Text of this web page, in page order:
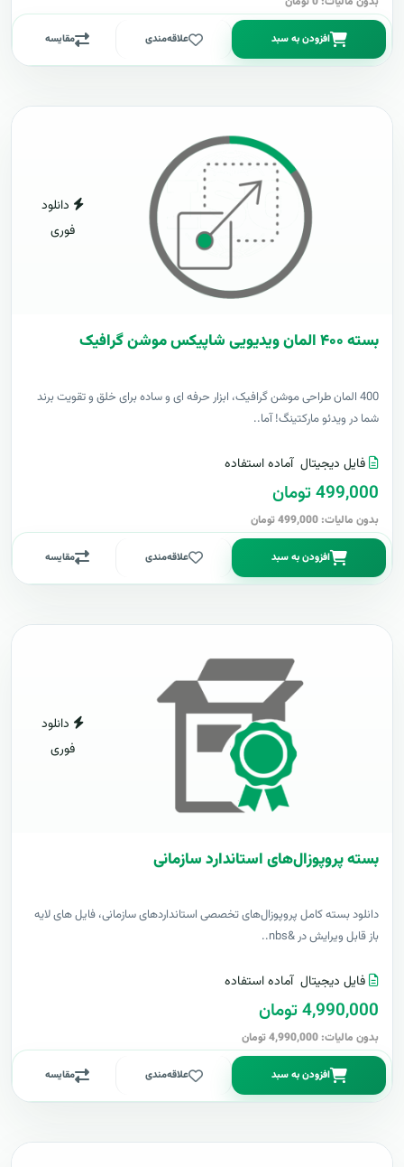
افزودن به سبد علاقه‌مندی مقایسه
دانلود
فوری
بسته ۴۰۰ المان ویدیویی شاپیکس موشن گرافیک
400 المان طراحی موشن گرافیک، ابزار حرفه ای و ساده برای خلق و تقویت برند
شما در ویدئو مارکتینگ! آما..
فایل دیجیتال آماده استفاده
499,000 تومان
بدون مالیات: 499,000 تومان
افزودن به سبد علاقه‌مندی مقایسه
دانلود
فوری
بسته پروپوزال‌های استاندارد سازمانی
دانلود بسته کامل پروپوزال‌های تخصصی استانداردهای سازمانی، فایل های لایه
باز قابل ویرایش در &nbs..
فایل دیجیتال آماده استفاده
4,990,000 تومان
بدون مالیات: 4,990,000 تومان
افزودن به سبد علاقه‌مندی مقایسه